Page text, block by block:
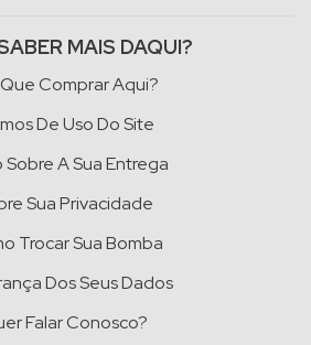
MAIS DAQUI?
Comprar Aqui?
De Uso Do Site
Sobre A Sua Entrega
Sua Privacidade
Trocar Sua Bomba
Dos Seus Dados
Falar Conosco?